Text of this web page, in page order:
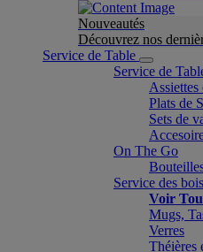
Nouveautés
Découvrez nos
Service de Table
Service de
Plats de
Sets de
On The Go
Service des
Voir
Mugs,
Verres
Théières